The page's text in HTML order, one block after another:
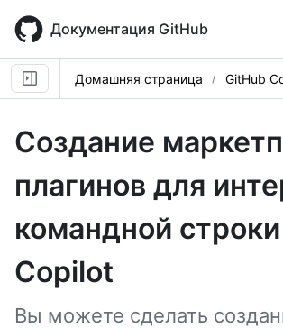
main
content
Документация GitHub
Домашняя страница GitHub
Создание
плагинов для
командной
Copilot
Вы можете сделать